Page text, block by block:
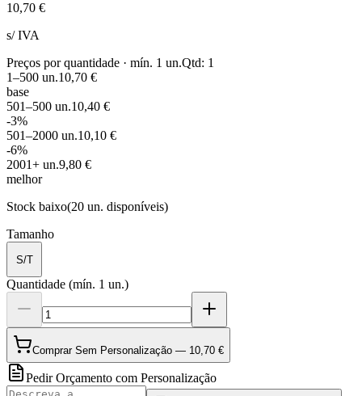
10,70 €
s/ IVA
Preços por quantidade · mín. 1 un.Qtd: 1
1–500 un.10,70 €
base
501–500 un.10,40 €
-3%
501–2000 un.10,10 €
-6%
2001+ un.9,80 €
melhor
Stock baixo(20 un. disponíveis)
Tamanho
S/T
Quantidade (mín. 1 un.)
Comprar Sem Personalização — 10,70 €
Pedir Orçamento com Personalização